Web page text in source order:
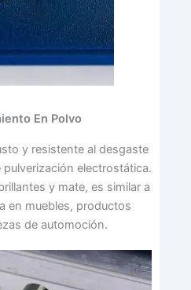
En Polvo
y resistente al desgaste
electrostática.
y mate, es similar a
en muebles, productos
de automoción.